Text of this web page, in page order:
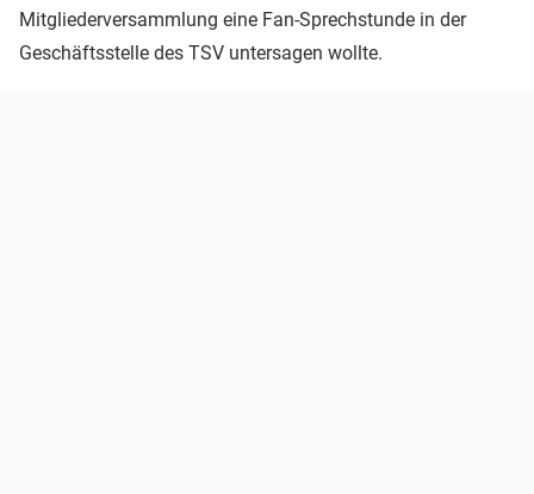
Mitgliederversammlung eine Fan-Sprechstunde in der
Geschäftsstelle des TSV untersagen wollte.